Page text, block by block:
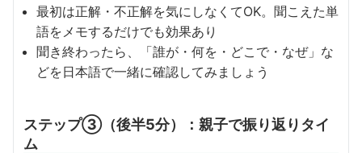
最初は正解・不正解を気にしなくてOK。聞こえた単
語をメモするだけでも効果あり
聞き終わったら、「誰が・何を・どこで・なぜ」な
どを日本語で一緒に確認してみましょう
ステップ③（後半5分）：親子で振り返りタイ
ム